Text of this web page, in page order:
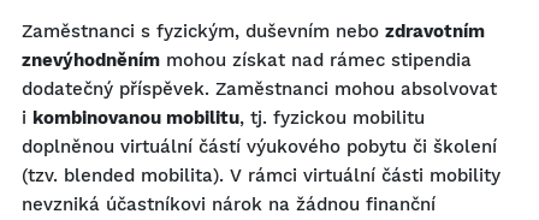
Zaměstnanci s fyzickým, duševním nebo zdravotním
znevýhodněním mohou získat nad rámec stipendia
dodatečný příspěvek. Zaměstnanci mohou absolvovat
i kombinovanou mobilitu, tj. fyzickou mobilitu
doplněnou virtuální částí výukového pobytu či školení
(tzv. blended mobilita). V rámci virtuální části mobility
nevzniká účastníkovi nárok na žádnou finanční